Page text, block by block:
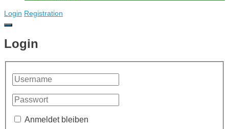
Login Registration
Login
Anmeldet bleiben